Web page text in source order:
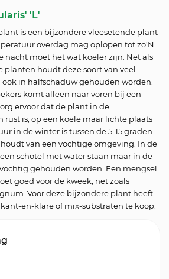
'L'
is een bijzondere vleesetende plant
overdag mag oplopen tot zo'N
nacht moet het wat koeler zijn. Net als
planten houdt deze soort van veel
in halfschaduw gehouden worden.
komt alleen naar voren bij een
ervoor dat de plant in de
rust is, op een koele maar lichte plaats
in de winter is tussen de 5-15 graden.
van een vochtige omgeving. In de
schotel met water staan maar in de
gehouden worden. Een mengsel
goed voor de kweek, net zoals
Voor deze bijzondere plant heeft
en-klare of mix-substraten te koop.